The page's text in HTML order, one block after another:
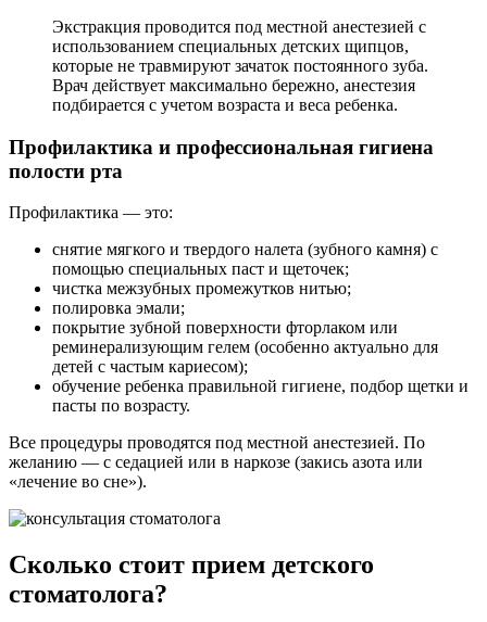
Экстракция проводится под местной анестезией с
использованием специальных детских щипцов,
которые не травмируют зачаток постоянного зуба.
Врач действует максимально бережно, анестезия
подбирается с учетом возраста и веса ребенка.
Профилактика и профессиональная гигиена
полости рта
Профилактика — это:
снятие мягкого и твердого налета (зубного камня) с
помощью специальных паст и щеточек;
чистка межзубных промежутков нитью;
полировка эмали;
покрытие зубной поверхности фторлаком или
реминерализующим гелем (особенно актуально для
детей с частым кариесом);
обучение ребенка правильной гигиене, подбор щетки и
пасты по возрасту.
Все процедуры проводятся под местной анестезией. По
желанию — с седацией или в наркозе (закись азота или
«лечение во сне»).
Сколько стоит прием детского
стоматолога?